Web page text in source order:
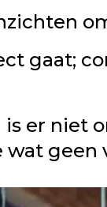
gaat;
is er niet
wat geen